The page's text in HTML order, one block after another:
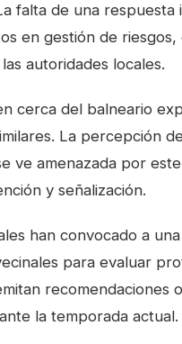
falta de una
en gestión de
autoridades locales.
cerca del balneario
La percepción
ve amenazada por
y señalización.
han convocado a
para evaluar
la temporada actual.